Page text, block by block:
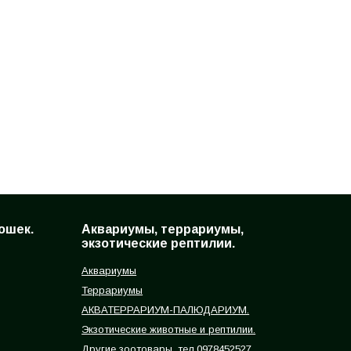
Аквариумы, террариумы,
экзотические рептилии.
Аквариумы
Террариумы
АКВАТЕРРАРИУМ-ПАЛЮДАРИУМ.
Экзотические животные и рептилии.